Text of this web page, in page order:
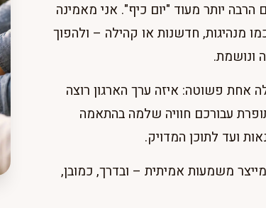
הרבה יותר מעוד "יום כיף". אני מאמינה
מנהיגות, חדשנות או קהילה – ולהפוך
ונושמת.
אחת פשוטה: איזה ערך הארגון רוצה
עבורכם חוויה שלמה בהתאמה
ועד לתוכן המדויק.
משמעות אמיתית – ובדרך, כמובן,